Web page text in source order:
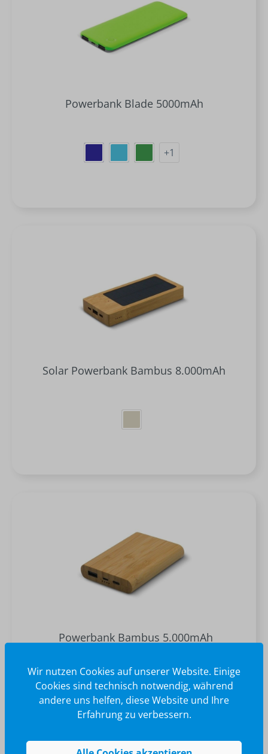
Powerbank Blade 5000mAh
+1
Solar Powerbank Bambus 8.000mAh
Powerbank Bambus 5.000mAh
Wir nutzen Cookies auf unserer Website. Einige
Cookies sind technisch notwendig, während
andere uns helfen, diese Website und Ihre
Erfahrung zu verbessern.